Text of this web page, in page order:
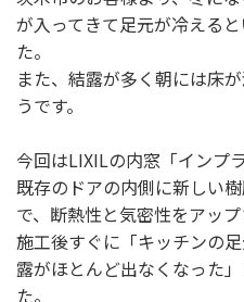
が入ってきて足元が冷える
た。
また、結露が多く朝には床
うです。
今回はLIXILの内窓「インプ
既存のドアの内側に新しい
で、断熱性と気密性をアップ
施工後すぐに「キッチンの
露がほとんど出なくなった
た。